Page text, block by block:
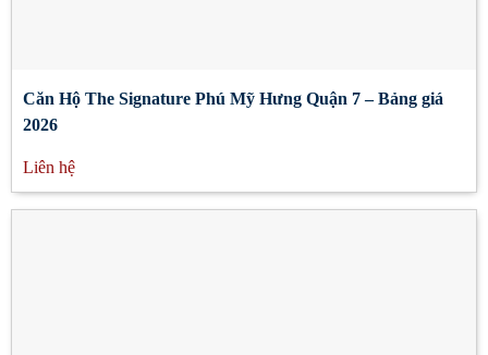
Căn Hộ The Signature Phú Mỹ Hưng Quận 7 – Bảng giá
2026
Liên hệ